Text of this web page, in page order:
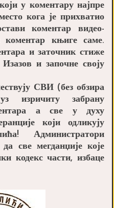
у коментару најпре
кога је прихватио
коментар видео-
коментар књиге саме.
и заточник стиже
и започне своју
СВИ (без обзира
забрану
а све у духу
који одликују
Администратори
све мегданџије које
кодекс части, избаце